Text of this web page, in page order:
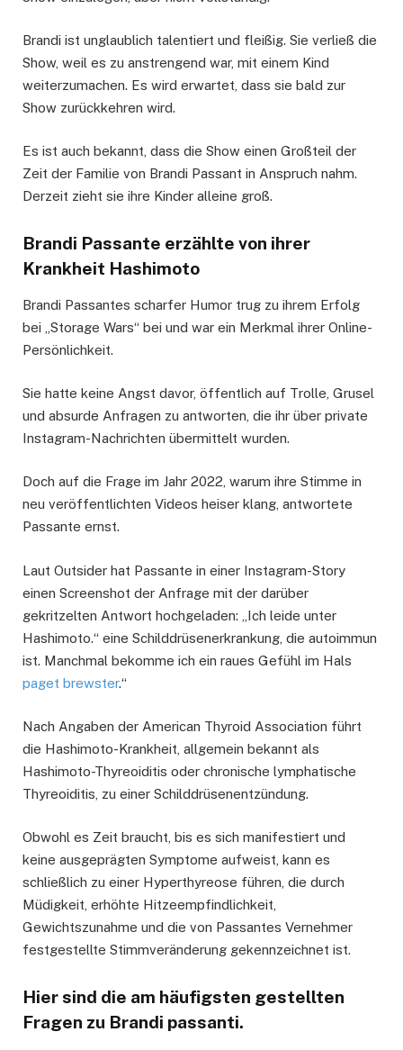
Brandi ist unglaublich talentiert und fleißig. Sie verließ die
Show, weil es zu anstrengend war, mit einem Kind
weiterzumachen. Es wird erwartet, dass sie bald zur
Show zurückkehren wird.
Es ist auch bekannt, dass die Show einen Großteil der
Zeit der Familie von Brandi Passant in Anspruch nahm.
Derzeit zieht sie ihre Kinder alleine groß.
Brandi Passante erzählte von ihrer
Krankheit Hashimoto
Brandi Passantes scharfer Humor trug zu ihrem Erfolg
bei „Storage Wars“ bei und war ein Merkmal ihrer Online-
Persönlichkeit.
Sie hatte keine Angst davor, öffentlich auf Trolle, Grusel
und absurde Anfragen zu antworten, die ihr über private
Instagram-Nachrichten übermittelt wurden.
Doch auf die Frage im Jahr 2022, warum ihre Stimme in
neu veröffentlichten Videos heiser klang, antwortete
Passante ernst.
Laut Outsider hat Passante in einer Instagram-Story
einen Screenshot der Anfrage mit der darüber
gekritzelten Antwort hochgeladen: „Ich leide unter
Hashimoto.“ eine Schilddrüsenerkrankung, die autoimmun
ist. Manchmal bekomme ich ein raues Gefühl im Hals
paget brewster.“
Nach Angaben der American Thyroid Association führt
die Hashimoto-Krankheit, allgemein bekannt als
Hashimoto-Thyreoiditis oder chronische lymphatische
Thyreoiditis, zu einer Schilddrüsenentzündung.
Obwohl es Zeit braucht, bis es sich manifestiert und
keine ausgeprägten Symptome aufweist, kann es
schließlich zu einer Hyperthyreose führen, die durch
Müdigkeit, erhöhte Hitzeempfindlichkeit,
Gewichtszunahme und die von Passantes Vernehmer
festgestellte Stimmveränderung gekennzeichnet ist.
Hier sind die am häufigsten gestellten
Fragen zu Brandi passanti.